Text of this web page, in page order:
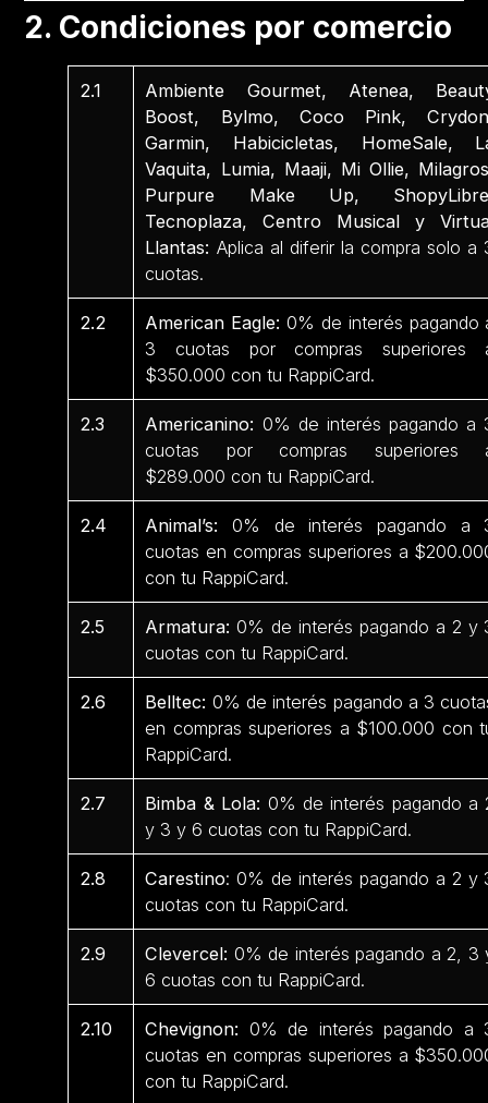
2. Condiciones por comercio
2.1
Ambiente Gourmet, Atenea,
Boost, Bylmo, Coco Pink,
Garmin, Habicicletas, HomeSale,
Vaquita, Lumia, Maaji, Mi Ollie,
Purpure Make Up,
Tecnoplaza, Centro Musical y
Llantas: Aplica al diferir la compra solo a
cuotas.
2.2 American Eagle:0% de interés pagando
3 cuotas por compras superiores
$350.000 con tu RappiCard.
2.3 Americanino: 0% de interés pagando a
cuotas por compras superiores
$289.000 con tu RappiCard.
2.4 Animal’s:0% de interés pagando a
cuotas en compras superiores a
con tu RappiCard.
2.5 Armatura: 0% de interés pagando a 2 y
cuotas con tu RappiCard.
2.6 Belltec: 0% de interés pagando a 3
en compras superiores a $100.000 con
RappiCard.
2.7 Bimba & Lola: 0% de interés pagando a
y 3 y 6 cuotas con tu RappiCard.
2.8 Carestino: 0% de interés pagando a 2 y
cuotas con tu RappiCard.
2.9 Clevercel: 0% de interés pagando a 2, 3
6 cuotas con tu RappiCard.
2.10 Chevignon: 0% de interés pagando a
cuotas en compras superiores a
con tu RappiCard.